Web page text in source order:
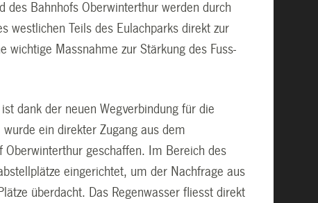
des Bahnhofs Oberwinterthur werden durch
westlichen Teils des Eulachparks direkt zur
wichtige Massnahme zur Stärkung des Fuss-
dank der neuen Wegverbindung für die
ein direkter Zugang aus dem
Oberwinterthur geschaffen. Im Bereich des
eingerichtet, um der Nachfrage aus
überdacht. Das Regenwasser fliesst direkt